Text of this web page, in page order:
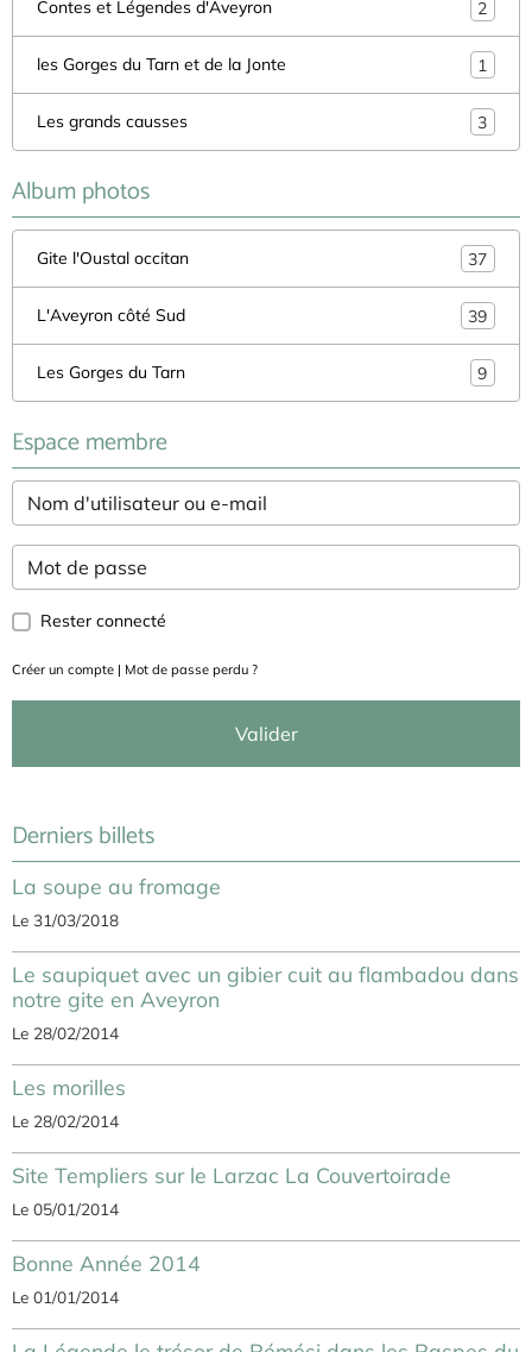
Contes et Légendes d'Aveyron 2
les Gorges du Tarn et de la Jonte 1
Les grands causses 3
Album photos
Gite l'Oustal occitan 37
L'Aveyron côté Sud 39
Les Gorges du Tarn 9
Espace membre
Rester connecté
Créer un compte | Mot de passe perdu ?
Valider
Derniers billets
La soupe au fromage
Le 31/03/2018
Le saupiquet avec un gibier cuit au flambadou dans
notre gite en Aveyron
Le 28/02/2014
Les morilles
Le 28/02/2014
Site Templiers sur le Larzac La Couvertoirade
Le 05/01/2014
Bonne Année 2014
Le 01/01/2014